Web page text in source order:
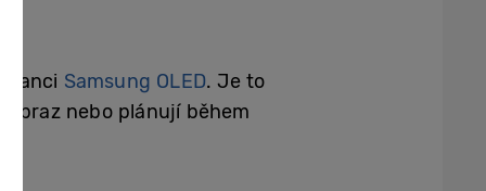
šanci Samsung OLED. Je to
nebo plánují během